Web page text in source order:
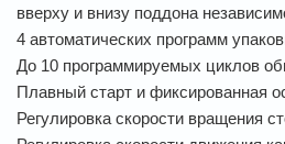
вверху и внизу поддона
4 автоматических программ
До 10 программируемых циклов
Плавный старт и фиксированная
Регулировка скорости вращения